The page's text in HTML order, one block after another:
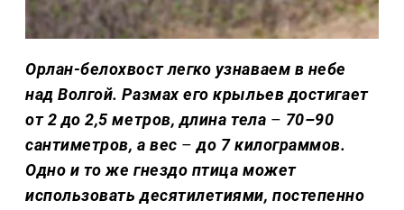
Орлан-белохвост легко узнаваем в небе
над Волгой. Размах его крыльев достигает
от 2 до 2,5 метров, длина тела – 70–90
сантиметров, а вес – до 7 килограммов.
Одно и то же гнездо птица может
использовать десятилетиями, постепенно